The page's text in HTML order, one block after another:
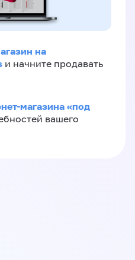
на
и начните продавать
магазина «под
вашего